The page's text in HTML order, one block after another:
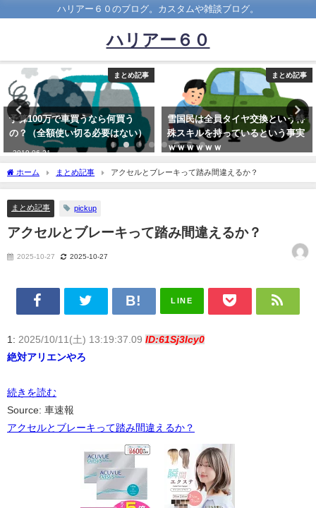
ハリアー６０のブログ。カスタムや雑談ブログ。
ハリアー６０
まとめ記事
雪国民は全員タイヤ交換という特
殊スキルを持っているという事実
ｗｗｗｗｗｗ
まとめ記事
【日産】「マーチ」K13日本向け
終了へ、後継BEVの日本発売は？
2024年に欧州向けをフランスで生
産
ホーム まとめ記事 アクセルとブレーキって踏み間違えるか？
まとめ記事 pickup
アクセルとブレーキって踏み間違えるか？
2025-10-27 2025-10-27
LINE
1: 2025/10/11(土) 13:19:37.09 ID:61Sj3Icy0
絶対アリエンやろ
続きを読む
Source: 車速報
アクセルとブレーキって踏み間違えるか？